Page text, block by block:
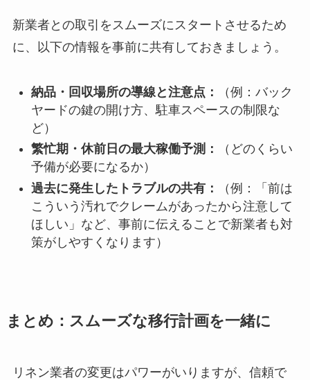
新業者との取引をスムーズにスタートさせるため
に、以下の情報を事前に共有しておきましょう。
納品・回収場所の導線と注意点：
（例：バック
ヤードの鍵の開け方、駐車スペースの制限な
ど）
繁忙期・休前日の最大稼働予測：
（どのくらい
予備が必要になるか）
過去に発生したトラブルの共有：
（例：「前は
こういう汚れでクレームがあったから注意して
ほしい」など、事前に伝えることで新業者も対
策がしやすくなります）
まとめ：スムーズな移行計画を一緒に
リネン業者の変更はパワーがいりますが、信頼で